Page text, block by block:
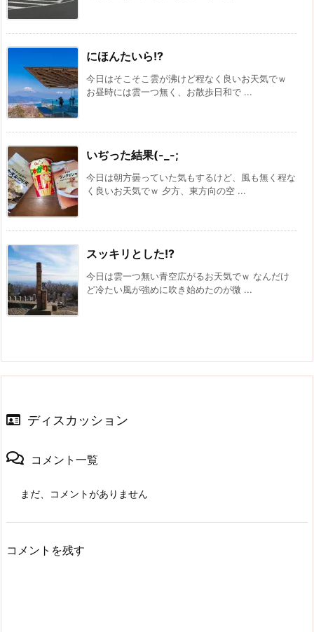
にほんたいら!?
今日はそこそこ雲が沸けど程なく良いお天気でｗ
お昼時には雲一つ無く、お散歩日和で ...
いぢった結果(-_-;
今日は朝方曇っていた気もするけど、風も無く程な
く良いお天気でｗ 夕方、東方向の空 ...
スッキリとした!?
今日は雲一つ無い青空広がるお天気でｗ なんだけ
ど冷たい風が強めに吹き始めたのが微 ...
ディスカッション
コメント一覧
まだ、コメントがありません
コメントを残す